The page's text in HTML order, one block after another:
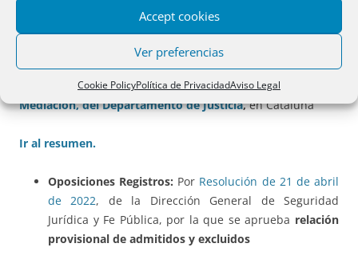
Accept cookies
Ver preferencias
Cookie PolicyPolítica de PrivacidadAviso Legal
Dirección General de Derecho, Entidades Jurídicas y
Mediación, del Departamento de Justicia,en Cataluña
Ir al resumen.
Oposiciones Registros: Por Resolución de 21 de abril
de 2022, de la Dirección General de Seguridad
Jurídica y Fe Pública, por la que se aprueba relación
provisional de admitidos y excluidos